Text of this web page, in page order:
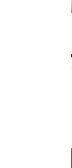
y
kanela y